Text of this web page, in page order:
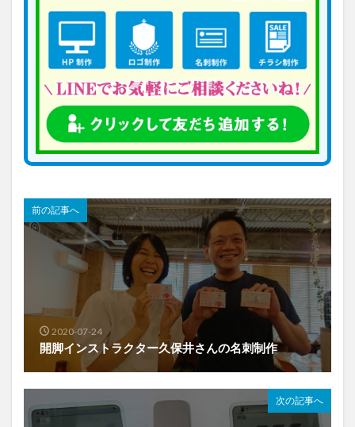
前の記事へ
2020-07-24
開脚インストラクター久保井さんの名刺制作
次の記事へ